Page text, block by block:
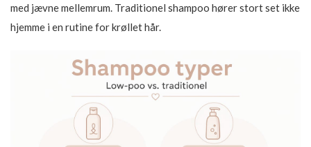
med jævne mellemrum. Traditionel shampoo hører stort set ikke
hjemme i en rutine for krøllet hår.